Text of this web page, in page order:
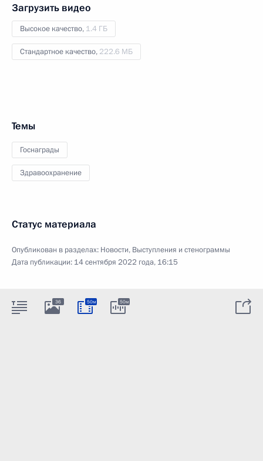
Загрузить видео
Высокое качество, 1.4 ГБ
Стандартное качество, 222.6 МБ
Темы
Госнаграды
Здравоохранение
Статус материала
Опубликован в разделах: Новости, Выступления и стенограммы
Дата публикации: 14 сентября 2022 года, 16:15
36 50м 50м